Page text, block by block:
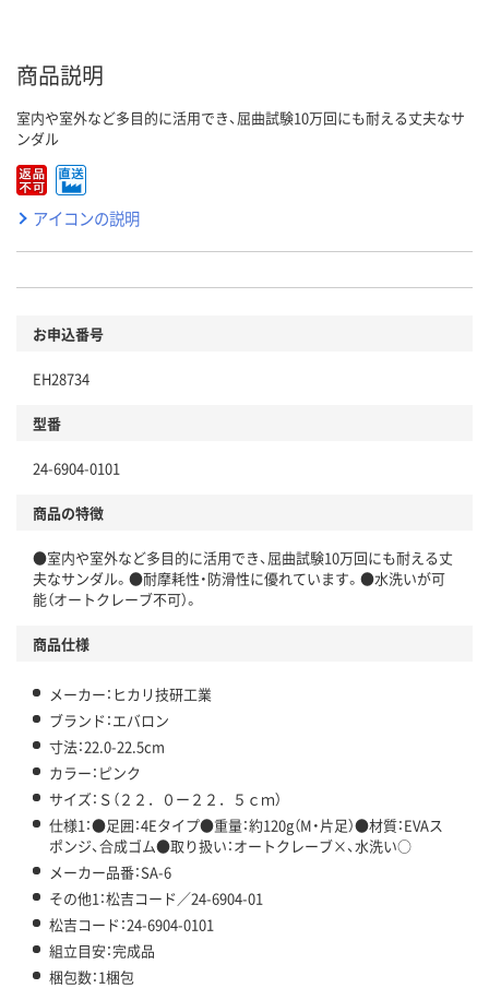
商品説明
室内や室外など多目的に活用でき、屈曲試験10万回にも耐える丈夫なサ
ンダル
アイコンの説明
お申込番号
EH28734
型番
24-6904-0101
商品の特徴
●室内や室外など多目的に活用でき、屈曲試験10万回にも耐える丈
夫なサンダル。●耐摩耗性・防滑性に優れています。●水洗いが可
能（オートクレーブ不可）。
商品仕様
メーカー：ヒカリ技研工業
ブランド：エバロン
寸法：22.0-22.5cm
カラー：ピンク
サイズ：Ｓ（２２．０ー２２．５ｃｍ）
仕様1：●足囲：4Eタイプ●重量：約120g（M・片足）●材質：EVAス
ポンジ、合成ゴム●取り扱い：オートクレーブ×、水洗い○
メーカー品番：SA-6
その他1：松吉コード／24-6904-01
松吉コード：24-6904-0101
組立目安：完成品
梱包数：1梱包